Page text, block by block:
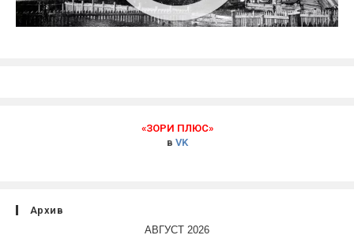
«ЗОРИ ПЛЮС»
в VK
Архив
АВГУСТ 2026